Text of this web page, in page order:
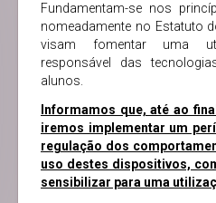
Fundamentam-se nos
nomeadamente no Estatuto
visam fomentar uma
responsável das
alunos.
Informamos que, até ao
iremos implementar um
regulação dos
uso destes dispositivos,
sensibilizar para uma